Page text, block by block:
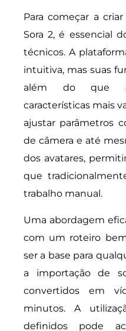
Para começar a
Sora 2, é essencial
técnicos. A
intuitiva, mas suas
além do que
características mais
ajustar parâmetros
de câmera e até
dos avatares,
que
trabalho manual.
Uma abordagem
com um roteiro
ser a base para
a importação de
convertidos em
minutos. A
definidos pode